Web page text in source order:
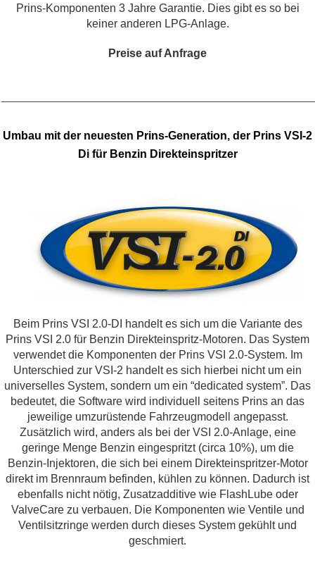
Prins-Komponenten 3 Jahre Garantie. Dies gibt es so bei
keiner anderen LPG-Anlage.
Preise auf Anfrage
Umbau mit der neuesten Prins-Generation, der Prins VSI-2
Di für Benzin Direkteinspritzer
Beim Prins VSI 2.0-DI handelt es sich um die Variante des
Prins VSI 2.0 für Benzin Direkteinspritz-Motoren. Das System
verwendet die Komponenten der Prins VSI 2.0-System. Im
Unterschied zur VSI-2 handelt es sich hierbei nicht um ein
universelles System, sondern um ein “dedicated system”. Das
bedeutet, die Software wird individuell seitens Prins an das
jeweilige umzurüstende Fahrzeugmodell angepasst.
Zusätzlich wird, anders als bei der VSI 2.0-Anlage, eine
geringe Menge Benzin eingespritzt (circa 10%), um die
Benzin-Injektoren, die sich bei einem Direkteinspritzer-Motor
direkt im Brennraum befinden, kühlen zu können. Dadurch ist
ebenfalls nicht nötig, Zusatzadditive wie FlashLube oder
ValveCare zu verbauen. Die Komponenten wie Ventile und
Ventilsitzringe werden durch dieses System gekühlt und
geschmiert.